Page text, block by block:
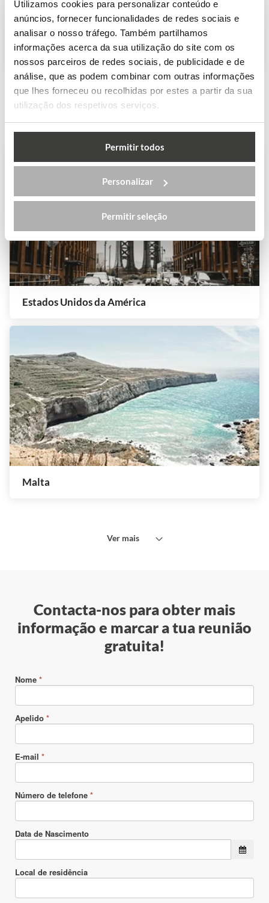
Utilizamos cookies para personalizar conteúdo e
anúncios, fornecer funcionalidades de redes sociais e
analisar o nosso tráfego. Também partilhamos
informações acerca da sua utilização do site com os
nossos parceiros de redes sociais, de publicidade e de
análise, que as podem combinar com outras informações
que lhes forneceu ou recolhidas por estes a partir da sua
utilização dos respetivos serviços.
Permitir todos
Personalizar
Permitir seleção
do mundo com propinas gratuitas
Ensino Superior
Estados Unidos da América
Malta
Ver mais
Contacta-nos para obter mais
informação e marcar a tua reunião
gratuita!